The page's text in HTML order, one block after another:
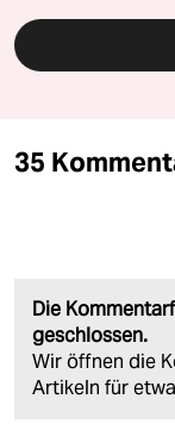
35
Die
geschlossen.
Wir öffnen die
Artikeln für